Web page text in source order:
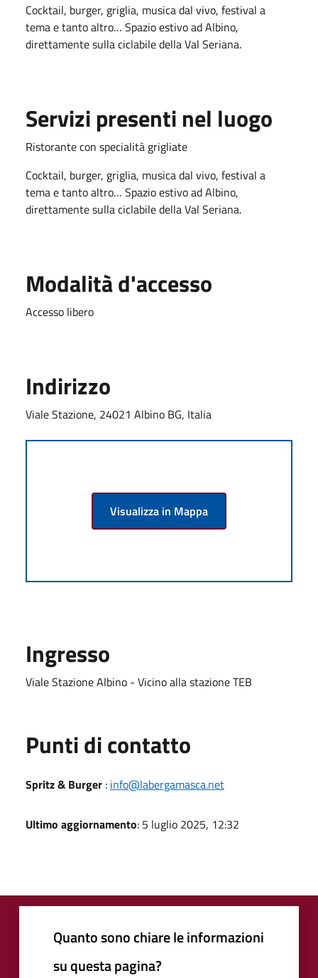
Cocktail, burger, griglia, musica dal vivo, festival a
tema e tanto altro… Spazio estivo ad Albino,
direttamente sulla ciclabile della Val Seriana.
Servizi presenti nel luogo
Ristorante con specialità grigliate
Cocktail, burger, griglia, musica dal vivo, festival a
tema e tanto altro… Spazio estivo ad Albino,
direttamente sulla ciclabile della Val Seriana.
Modalità d'accesso
Accesso libero
Indirizzo
Viale Stazione, 24021 Albino BG, Italia
Visualizza in Mappa
Ingresso
Viale Stazione Albino - Vicino alla stazione TEB
Punti di contatto
Spritz & Burger : info@labergamasca.net
Ultimo aggiornamento: 5 luglio 2025, 12:32
Quanto sono chiare le informazioni
su questa pagina?